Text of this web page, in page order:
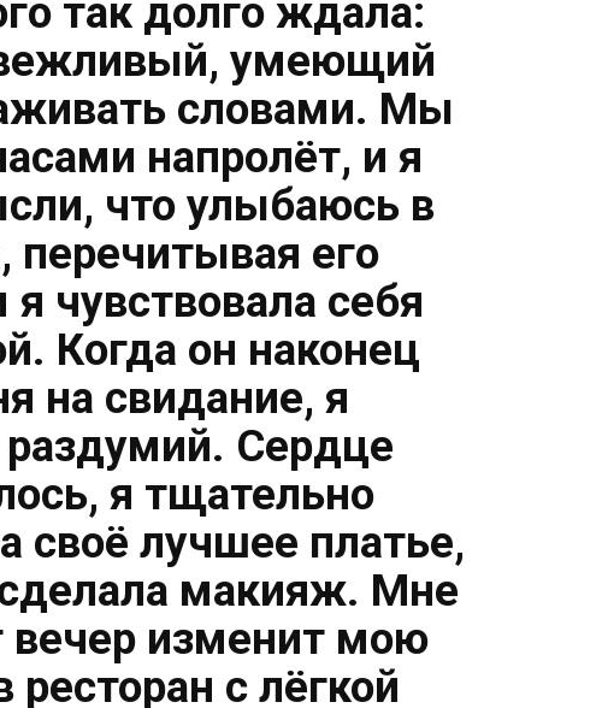
так долго ждала:
умеющий
словами. Мы
напролёт, и я
что улыбаюсь в
перечитывая его
чувствовала себя
Когда он наконец
на свидание, я
раздумий. Сердце
я тщательно
своё лучшее платье,
макияж. Мне
вечер изменит мою
с лёгкой